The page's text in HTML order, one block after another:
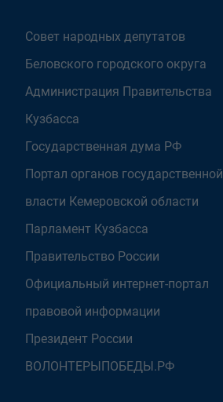
Совет народных депутатов
Беловского городского округа
Администрация Правительства
Кузбасса
Государственная дума РФ
Портал органов государственной
власти Кемеровской области
Парламент Кузбасса
Правительство России
Официальный интернет-портал
правовой информации
Президент России
ВОЛОНТЕРЫПОБЕДЫ.РФ